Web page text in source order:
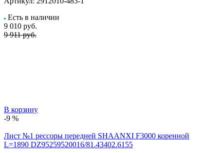
Есть в наличии
9 010 руб.
9 911 руб.
В корзину
-9 %
Лист №1 рессоры передней SHAANXI F3000 коренной
L=1890 DZ95259520016/81.43402.6155